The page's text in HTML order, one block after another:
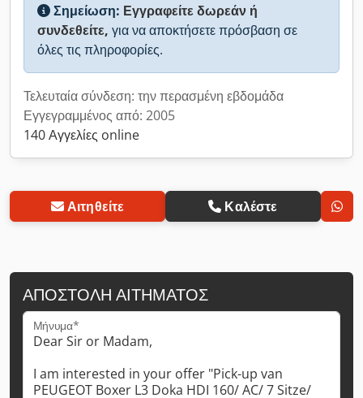
Σημείωση: Εγγραφείτε δωρεάν ή
συνδεθείτε, για να αποκτήσετε πρόσβαση σε
όλες τις πληροφορίες.
Τελευταία σύνδεση: την περασμένη εβδομάδα
Εγγεγραμμένος από: 2005
140 Αγγελίες online
Αιτηθείτε Καλέστε
ΑΠΟΣΤΟΛΉ ΑΙΤΉΜΑΤΟΣ
Μήνυμα*